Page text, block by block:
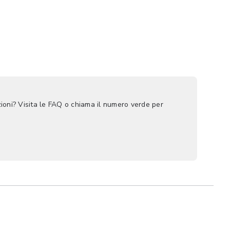
Visita le FAQ o chiama il numero verde per